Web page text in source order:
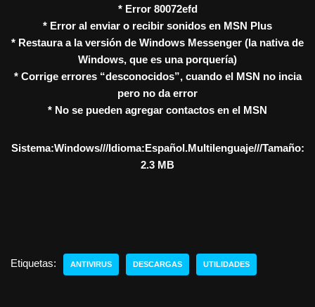
* Error 80072efd
* Error al enviar o recibir sonidos en MSN Plus
* Restaura a la versión de Windows Messenger (la nativa de
Windows, que es una porquería)
* Corrige errores “desconocidos”, cuando el MSN no incia
pero no da error
* No se pueden agregar contactos en el MSN
Sistema:Windows///Idioma:Español.Multilenguaje///Tamaño:
2.3 MB
Etiquetas: ANTIVIRUS DESCARGAS UTILIDADES